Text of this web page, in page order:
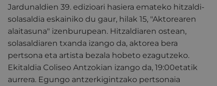
Jardunaldien 39. edizioari hasiera emateko hitzaldi-
solasaldia eskainiko du gaur, hilak 15, "Aktorearen
alaitasuna" izenburupean. Hitzaldiaren ostean,
solasaldiaren txanda izango da, aktorea bera
pertsona eta artista bezala hobeto ezagutzeko.
Ekitaldia Coliseo Antzokian izango da, 19:00etatik
aurrera. Egungo antzerkigintzako pertsonaia